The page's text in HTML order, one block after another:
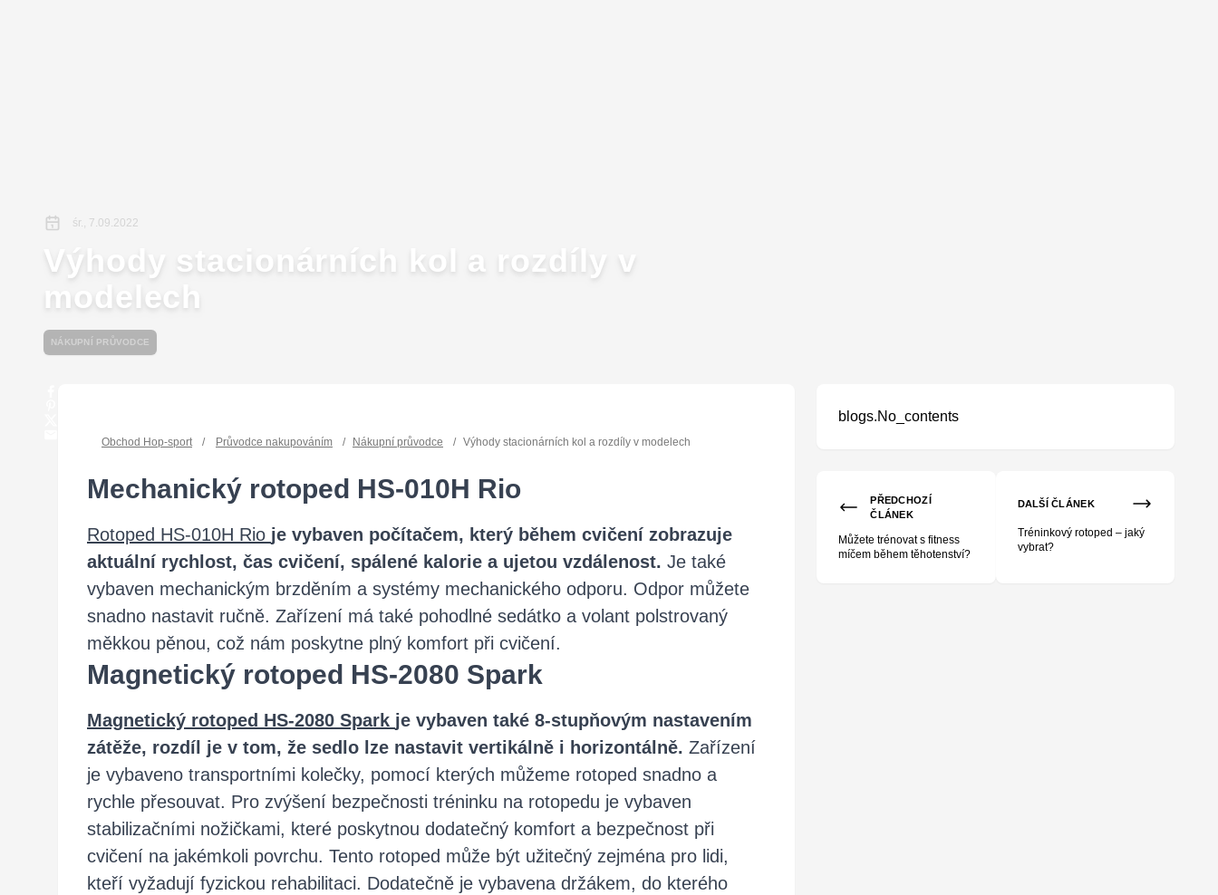
śr., 7.09.2022
Výhody stacionárních kol a rozdíly v
modelech
NÁKUPNÍ PRŮVODCE
Obchod Hop-sport / Průvodce nakupováním / Nákupní průvodce / Výhody stacionárních kol a rozdíly v modelech
Mechanický rotoped HS-010H Rio
Rotoped HS-010H Rio je vybaven počítačem, který během cvičení zobrazuje
aktuální rychlost, čas cvičení, spálené kalorie a ujetou vzdálenost. Je také
vybaven mechanickým brzděním a systémy mechanického odporu. Odpor můžete
snadno nastavit ručně. Zařízení má také pohodlné sedátko a volant polstrovaný
měkkou pěnou, což nám poskytne plný komfort při cvičení.
​Magnetický rotoped HS-2080 Spark
Magnetický rotoped HS-2080 Spark je vybaven také 8-stupňovým nastavením
zátěže, rozdíl je v tom, že sedlo lze nastavit vertikálně i horizontálně. Zařízení
je vybaveno transportními kolečky, pomocí kterých můžeme rotoped snadno a
rychle přesouvat. Pro zvýšení bezpečnosti tréninku na rotopedu je vybaven
stabilizačními nožičkami, které poskytnou dodatečný komfort a bezpečnost při
cvičení na jakémkoli povrchu. Tento rotoped může být užitečný zejména pro lidi,
kteří vyžadují fyzickou rehabilitaci. Dodatečně je vybavena držákem, do kterého
blogs.No_contents
PŘEDCHOZÍ
ČLÁNEK
Můžete trénovat s fitness
míčem během těhotenství?
DALŠÍ ČLÁNEK
Tréninkový rotoped – jaký
vybrat?